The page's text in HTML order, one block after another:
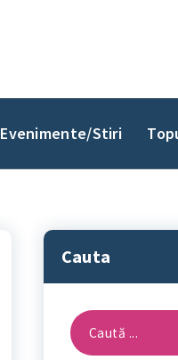
Evenimente/Stiri
Cauta
Caută
după: